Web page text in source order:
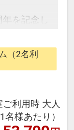
を記念し
トになっ
し＞プラ
み合わせ
ージだか
ん周遊旅行
（2名利
ご利用時 大人
1名様あたり）